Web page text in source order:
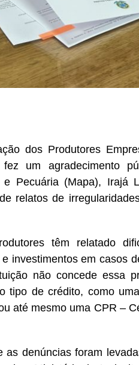
dos Produtores
um agradecimento
e Pecuária (Mapa), Irajá
relatos de
têm relatado
investimentos em casos
não concede essa
tipo de crédito, como
até mesmo uma CPR –
as denúncias foram